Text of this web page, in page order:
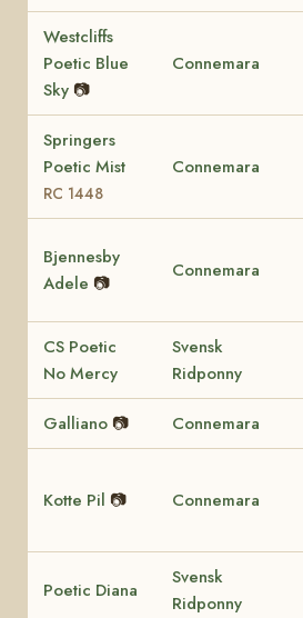
Westcliffs
Poetic Blue
Sky 📷
Connemara
Springers
Poetic Mist
RC 1448
Connemara
Bjennesby
Adele 📷
Connemara
CS Poetic
No Mercy
Svensk
Ridponny
Galliano 📷 Connemara
Kotte Pil 📷 Connemara
Poetic Diana
Svensk
Ridponny